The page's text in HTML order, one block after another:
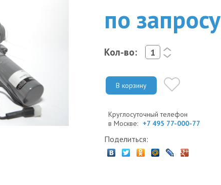
по запросу
Кол-во:
<
>
В корзину
Круглосуточный телефон
в Москве: +7 495 77-000-77
Поделиться: